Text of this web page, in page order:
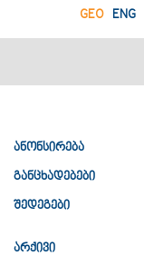
GEO ENG
ანონსირება
განცხადებები
შედეგები
არქივი